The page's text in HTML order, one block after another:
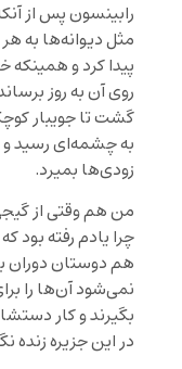
رابینسون پس از
مثل دیوانه‌ها به
پیدا کرد و
روی آن به روز
گشت تا جویبار
به چشمه‌ای رسید و
زودی‌ها بمیرد.
من هم وقتی از
چرا یادم رفته بود
هم دوستان دوران
نمی‌شود آن‌ها را
بگیرند و کار
در این جزیره زنده